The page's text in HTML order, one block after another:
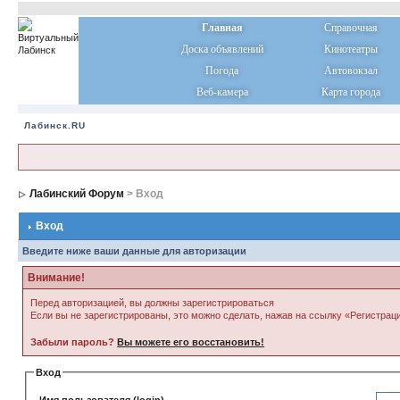
Главная Справочная
Доска объявлений
Кинотеатры
Погода
Автовокзал
Веб-камера
Карта города
Лабинск.RU
Лабинский Форум > Вход
Вход
Введите ниже ваши данные для авторизации
Внимание!
Перед авторизацией, вы должны зарегистрироваться
Если вы не зарегистрированы, это можно сделать, нажав на ссылку
Забыли пароль?Вы можете его восстановить!
Вход